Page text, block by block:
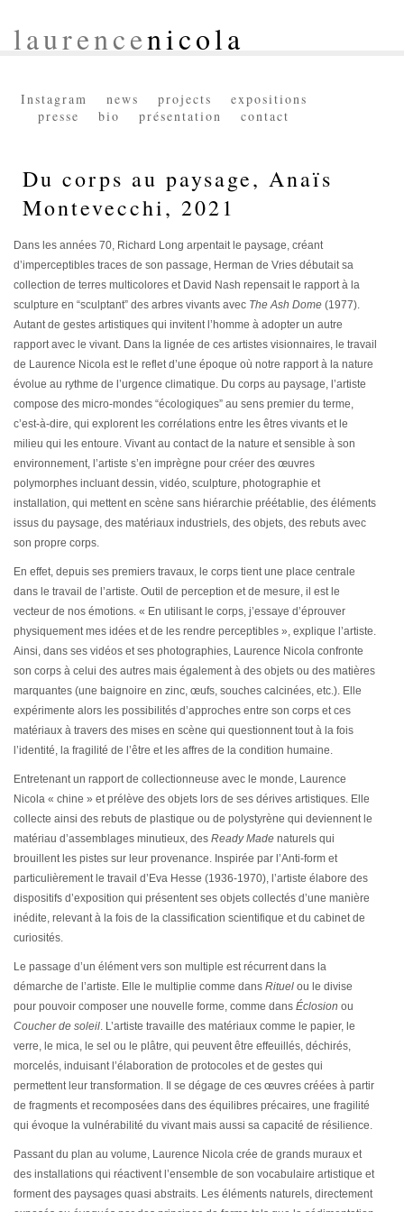
laurencenicola
Instagram news projects
expositions
presse
bio présentation contact
Du corps au paysage, Anaïs
Montevecchi, 2021
Dans les années 70, Richard Long arpentait le paysage, créant
d’imperceptibles traces de son passage, Herman de Vries débutait sa
collection de terres multicolores et David Nash repensait le rapport à la
sculpture en “sculptant” des arbres vivants avec The Ash Dome (1977).
Autant de gestes artistiques qui invitent l’homme à adopter un autre
rapport avec le vivant. Dans la lignée de ces artistes visionnaires, le travail
de Laurence Nicola est le reflet d’une époque où notre rapport à la nature
évolue au rythme de l’urgence climatique. Du corps au paysage, l’artiste
compose des micro-mondes “écologiques” au sens premier du terme,
c’est-à-dire, qui explorent les corrélations entre les êtres vivants et le
milieu qui les entoure. Vivant au contact de la nature et sensible à son
environnement, l’artiste s’en imprègne pour créer des œuvres
polymorphes incluant dessin, vidéo, sculpture, photographie et
installation, qui mettent en scène sans hiérarchie préétablie, des éléments
issus du paysage, des matériaux industriels, des objets, des rebuts avec
son propre corps.
En effet, depuis ses premiers travaux, le corps tient une place centrale
dans le travail de l’artiste. Outil de perception et de mesure, il est le
vecteur de nos émotions. « En utilisant le corps, j’essaye d’éprouver
physiquement mes idées et de les rendre perceptibles », explique l’artiste.
Ainsi, dans ses vidéos et ses photographies, Laurence Nicola confronte
son corps à celui des autres mais également à des objets ou des matières
marquantes (une baignoire en zinc, œufs, souches calcinées, etc.). Elle
expérimente alors les possibilités d’approches entre son corps et ces
matériaux à travers des mises en scène qui questionnent tout à la fois
l’identité, la fragilité de l’être et les affres de la condition humaine.
Entretenant un rapport de collectionneuse avec le monde, Laurence
Nicola « chine » et prélève des objets lors de ses dérives artistiques. Elle
collecte ainsi des rebuts de plastique ou de polystyrène qui deviennent le
matériau d’assemblages minutieux, des Ready Made naturels qui
brouillent les pistes sur leur provenance. Inspirée par l’Anti-form et
particulièrement le travail d’Eva Hesse (1936-1970), l’artiste élabore des
dispositifs d’exposition qui présentent ses objets collectés d’une manière
inédite, relevant à la fois de la classification scientifique et du cabinet de
curiosités.
Le passage d’un élément vers son multiple est récurrent dans la
démarche de l’artiste. Elle le multiplie comme dans Rituel ou le divise
pour pouvoir composer une nouvelle forme, comme dans Éclosion ou
Coucher de soleil. L’artiste travaille des matériaux comme le papier, le
verre, le mica, le sel ou le plâtre, qui peuvent être effeuillés, déchirés,
morcelés, induisant l’élaboration de protocoles et de gestes qui
permettent leur transformation. Il se dégage de ces œuvres créées à partir
de fragments et recomposées dans des équilibres précaires, une fragilité
qui évoque la vulnérabilité du vivant mais aussi sa capacité de résilience.
Passant du plan au volume, Laurence Nicola crée de grands muraux et
des installations qui réactivent l’ensemble de son vocabulaire artistique et
forment des paysages quasi abstraits. Les éléments naturels, directement